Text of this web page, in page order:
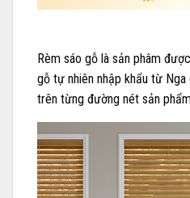
Rèm sáo gỗ là sản phâm
gỗ tự nhiên nhập khẩu từ
trên từng đường nét sản